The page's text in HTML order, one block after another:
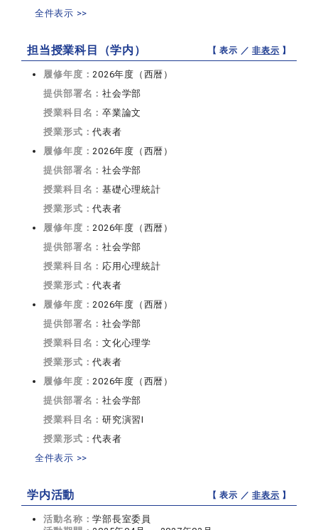
全件表示 >>
担当授業科目（学内） 【 表示 ／非表示 】
履修年度：2026年度（西暦）
提供部署名：社会学部
授業科目名：卒業論文
授業形式：代表者
履修年度：2026年度（西暦）
提供部署名：社会学部
授業科目名：基礎心理統計
授業形式：代表者
履修年度：2026年度（西暦）
提供部署名：社会学部
授業科目名： 応用心理統計
授業形式：代表者
履修年度：2026年度（西暦）
提供部署名：社会学部
授業科目名：文化心理学
授業形式：代表者
履修年度：2026年度（西暦）
提供部署名：社会学部
授業科目名：研究演習I
授業形式：代表者
全件表示 >>
学内活動 【 表示 ／非表示 】
活動名称：学部長室委員